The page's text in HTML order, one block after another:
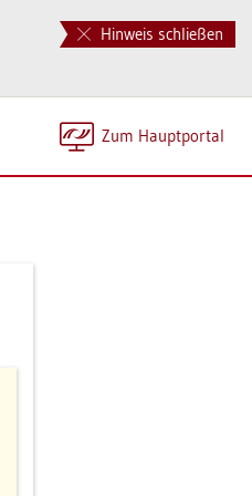
Hinweis schließen
Zum Haupt­por­tal